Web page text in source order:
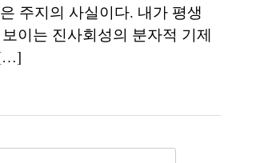
주지의 사실이다. 내가 평생
이는 진사회성의 분자적 기제
[…]